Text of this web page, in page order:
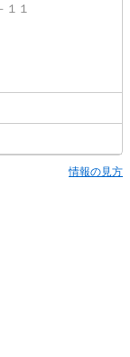
１１
情報の見方